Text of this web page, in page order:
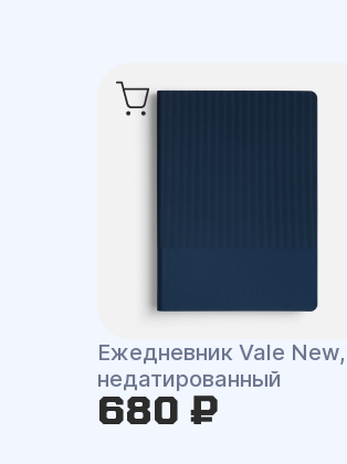
Ежедневник Vale New,
недатированный
680 ₽